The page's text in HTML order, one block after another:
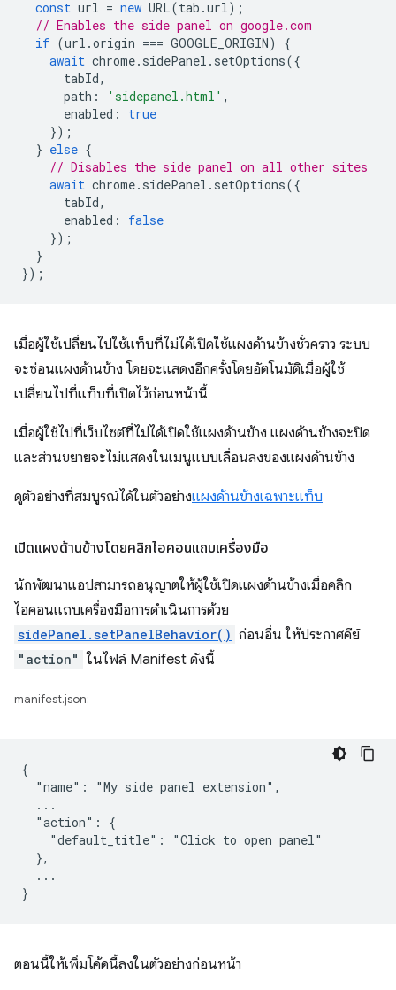
const url = new URL(tab .url);
// Enables the side panel on google.com
if (url .origin === GOOGLE_ORIGIN)
{
await chrome. sidePanel . setOptions({
tabId,
path : 'sidepanel.html' ,
enabled :
true
});
} else {
// Disables the side panel on all other sites
await chrome. sidePanel . setOptions({
tabId,
enabled :
false
});
}
});
เมื่อผู้ใช้เปลี่ยนไปใช้แท็บที่ไม่ได้เปิดใช้แผงด้านข้างชั่วคราว ระบบ
จะซ่อนแผงด้านข้าง โดยจะแสดงอีกครั้งโดยอัตโนมัติเมื่อผู้ใช้
เปลี่ยนไปที่แท็บที่เปิดไว้ก่อนหน้านี้
เมื่อผู้ใช้ไปที่เว็บไซต์ที่ไม่ได้เปิดใช้แผงด้านข้าง แผงด้านข้างจะปิด
และส่วนขยายจะไม่แสดงในเมนูแบบเลื่อนลงของแผงด้านข้าง
ดูตัวอย่างที่สมบูรณ์ได้ในตัวอย่างแผงด้านข้างเฉพาะแท็บ
เปิดแผงด้านข้างโดยคลิกไอคอนแถบเครื่องมือ
นักพัฒนาแอปสามารถอนุญาตให้ผู้ใช้เปิดแผงด้านข้างเมื่อคลิก
ไอคอนแถบเครื่องมือการดำเนินการด้วย
sidePanel.setPanelBehavior() ก่อนอื่น ให้ประกาศคีย์
"action" ในไฟล์ Manifest ดังนี้
manifest.json:
{
  "name": "My side panel extension",
  ...
  "action": {
    "default_title": "Click to open panel"
  },
  ...
ตอนนี้ให้เพิ่มโค้ดนี้ลงในตัวอย่างก่อนหน้า